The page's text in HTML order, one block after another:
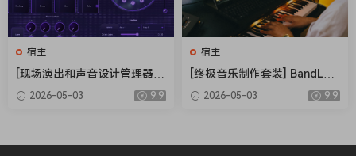
宿主
[现场演出和声音设计管理器]
Electric Smudge SnappySn
ap v3.5.0 Patched Incl. Keyg
2026-05-03 9.9
宿主
[终极音乐制作套装] BandLab
Cakewalk Sonar v32.04.0.06
3 Incl Keygen-R2R [WiN]（3
2026-05-03 9.9